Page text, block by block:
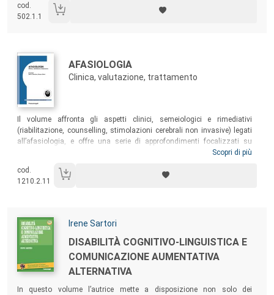
solo alle buone maniere.
cod.
502.1.1
Autori:
Titolo:
AFASIOLOGIA
Clinica, valutazione, trattamento
Sommario:
Il volume affronta gli aspetti clinici, semeiologici e rimediativi
(riabilitazione, counselling, stimolazioni cerebrali non invasive) legati
all’afasiologia, e offre una serie di approfondimenti focalizzati su
aspetti peculiari ma non meno importanti dell’universo afasiologico,
bilinguismo, alla awake surgery per i gliomi cerebrali, all’afasia
primaria progressiva, ai motor speech disorders, alla ricerca scientifica
Scopri di più
cod.
1210.2.11
Autori:
Irene Sartori
Titolo:
DISABILITÀ COGNITIVO-LINGUISTICA E
COMUNICAZIONE AUMENTATIVA
ALTERNATIVA
In questo volume l’autrice mette a disposizione non solo dei